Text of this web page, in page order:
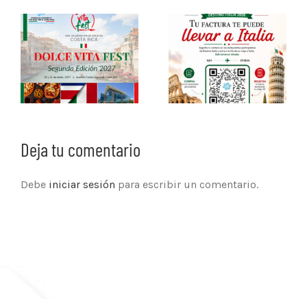
Deja tu comentario
Debe iniciar sesión para escribir un comentario.